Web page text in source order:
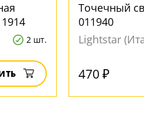
2 шт.
Точечный
011940
Lightstar
470 ₽